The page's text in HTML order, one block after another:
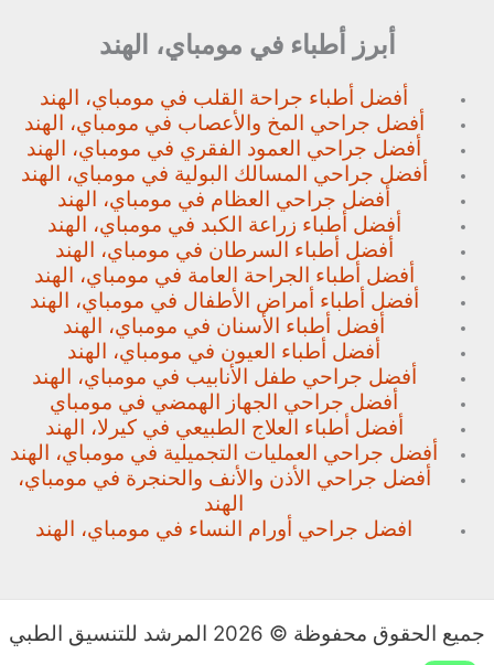
أبرز أطباء في مومباي، الهند
أفضل أطباء جراحة القلب في مومباي، الهند
أفضل جراحي المخ والأعصاب في مومباي، الهند
أفضل جراحي العمود الفقري في مومباي، الهند
أفضل جراحي المسالك البولية في مومباي، الهند
أفضل جراحي العظام في مومباي، الهند
أفضل أطباء زراعة الكبد في مومباي، الهند
أفضل أطباء السرطان في مومباي، الهند
أفضل أطباء الجراحة العامة في مومباي، الهند
أفضل أطباء أمراض الأطفال في مومباي، الهند
أفضل أطباء الأسنان في مومباي، الهند
أفضل أطباء العيون في مومباي، الهند
أفضل جراحي طفل الأنابيب في مومباي، الهند
أفضل جراحي الجهاز الهمضي في مومباي
أفضل أطباء العلاج الطبيعي في كيرلا، الهند
أفضل جراحي العمليات التجميلية في مومباي، الهند
أفضل جراحي الأذن والأنف والحنجرة في مومباي،
الهند
افضل جراحي أورام النساء في مومباي، الهند
جميع الحقوق محفوظة © 2026 المرشد للتنسيق الطبي